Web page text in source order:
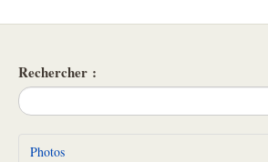
Rechercher :
Photos